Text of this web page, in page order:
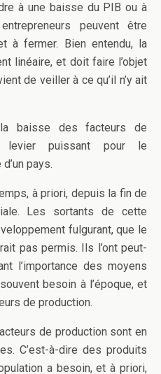
à une baisse du PIB ou à
peuvent être
à fermer. Bien entendu, la
linéaire, et doit faire l’objet
de veiller à ce qu’il n’y ait
baisse des facteurs de
levier puissant pour le
pays.
à priori, depuis la fin de
Les sortants de cette
fulgurant, que le
pas permis. Ils l’ont peut-
l’importance des moyens
besoin à l’époque, et
de production.
de production sont en
C’est-à-dire des produits
a besoin, et à priori,